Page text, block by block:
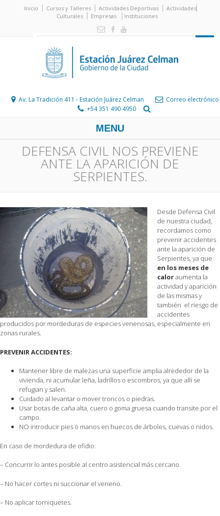
Inicio Cursos y Talleres Actividades Deportivas
Actividades
Culturales
Empresas Instituciones
Av. La Tradición 411 - Estación Juárez Celman
Correo electrónico
+54 351 490 4950
MENU
DEFENSA CIVIL NOS PREVIENE
ANTE LA APARICIÓN DE
SERPIENTES.
Desde Defensa Civil
de nuestra ciudad,
recordamos como
prevenir accidentes
ante la aparición de
Serpientes, ya que
en los meses de
caloraumenta la
actividad y aparición
de las mismas y
también el riesgo de
accidentes
producidos por mordeduras de especies venenosas, especialmente en
zonas rurales.
PREVENIR ACCIDENTES:
Mantener libre de malezas una superficie amplia alrededor de la
vivienda, ni acumular leña, ladrillos o escombros, ya que allí se
refugian y salen.
Cuidado al levantar o mover troncos o piedras.
Usar botas de caña alta, cuero o goma gruesa cuando transite por el
campo.
NO introducir pies o manos en huecos de árboles, cuevas o nidos.
En caso de mordedura de ofidio:
– Concurrir lo antes posible al centro asistencial más cercano.
– No hacer cortes ni succionar el veneno.
– No aplicar torniquetes.